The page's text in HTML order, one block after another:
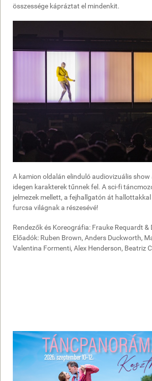
összessége kápráztat el mindenkit.
A kamion oldalán elinduló audiovizuális
idegen karakterek tűnnek fel. A sci-fi
jelmezek mellett, a fejhallgatón át
furcsa világnak a részesévé!
Rendezők és Koreográfia: Frauke Requardt &
Előadók: Ruben Brown, Anders Duckworth,
Valentina Formenti, Alex Henderson, Beatriz